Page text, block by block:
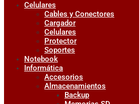
Celulares
Cables y Conectores
Cargador
Celulares
Protector
Soportes
Notebook
Informática
Accesorios
Almacenamientos
Backup